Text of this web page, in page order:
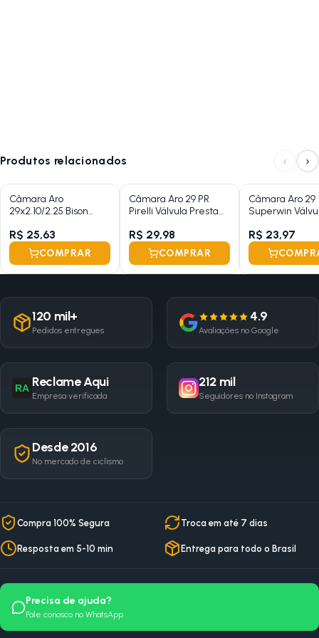
Produtos relacionados ‹ ›
Câmara Aro
29x2.10/2.25 Bison
R$ 25,63
COMPRAR
Câmara Aro 29 PR
Pirelli Válvula Presta
R$ 29,98
COMPRAR
Câmara Aro 29
Superwin
R$ 23,97
120 mil+
Pedidos entregues
4.9
Avaliações no Google
RA Reclame Aqui
Empresa verificada
212 mil
Seguidores no Instagram
Desde 2016
No mercado de ciclismo
Compra 100% Segura Troca em até 7 dias
Resposta em 5-10 min Entrega para todo o Brasil
Precisa de ajuda?
Fale conosco no WhatsApp